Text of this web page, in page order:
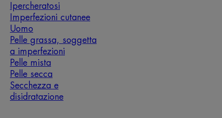
Ipercheratosi
Imperfezioni cutanee
Uomo
Pelle grassa, soggetta
a imperfezioni
Pelle mista
Pelle secca
Secchezza e
disidratazione